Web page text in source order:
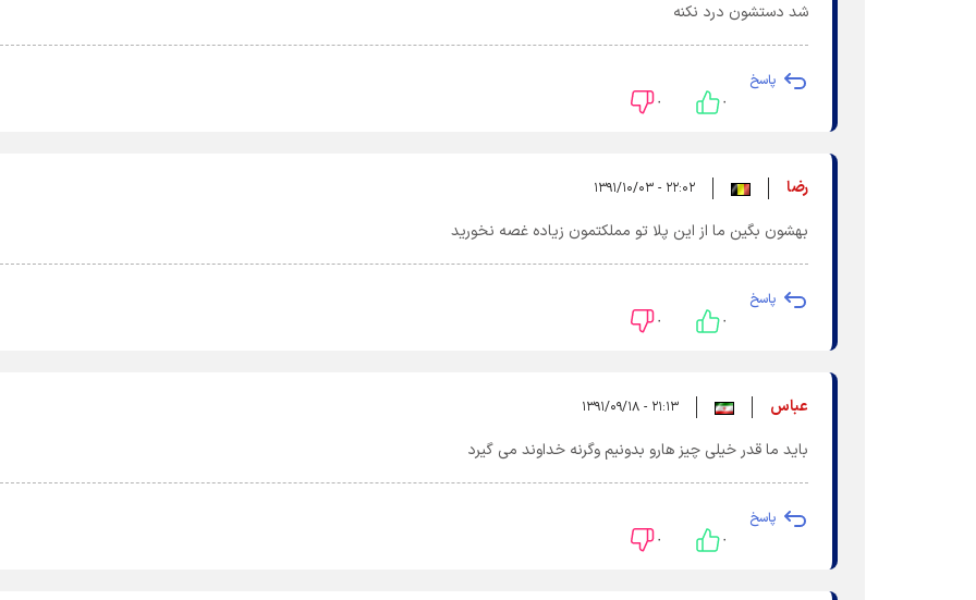
شد دستشون درد نکنه
پاسخ
۰ ۰
رضا ۲۲:۰۲ - ۱۳۹۱/۱۰/۰۳
بهشون بگین ما از این پلا تو مملکتمون زیاده غصه نخورید
پاسخ
۰ ۰
عباس ۲۱:۱۳ - ۱۳۹۱/۰۹/۱۸
باید ما قدر خیلی چیز هارو بدونیم وگرنه خداوند می گیرد
پاسخ
۰ ۰